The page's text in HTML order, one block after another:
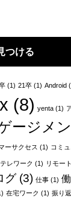
つける
(1) 21卒 (1) Android
(8) yenta (1)
ージメ
ーサクセス (1) コミ
テレワーク (1) リモー
グ(3) 仕事 (1)
在宅ワーク (1) 振り